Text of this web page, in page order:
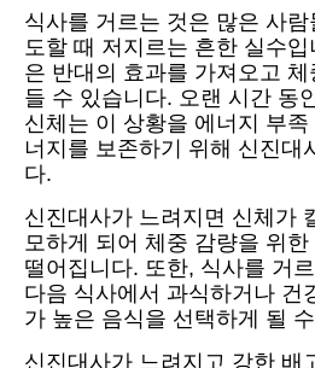
식사를 거르는 것은 많은 사람
도할 때 저지르는 흔한 실수
은 반대의 효과를 가져오고
들 수 있습니다. 오랜 시간 동
신체는 이 상황을 에너지 부족
너지를 보존하기 위해 신진대
다.
신진대사가 느려지면 신체가
모하게 되어 체중 감량을 위
떨어집니다. 또한, 식사를 거
다음 식사에서 과식하거나 건
가 높은 음식을 선택하게 될
신진대사가 느려지고 강한 배